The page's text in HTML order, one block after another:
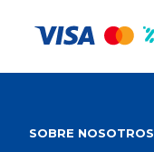
SOBRE NOSOTROS